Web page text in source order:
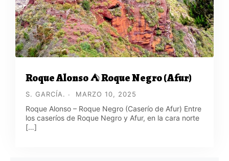
Roque Alonso ⛺ Roque Negro (Afur)
S. GARCÍA. MARZO 10, 2025
Roque Alonso – Roque Negro (Caserío de Afur) Entre
los caseríos de Roque Negro y Afur, en la cara norte
[…]